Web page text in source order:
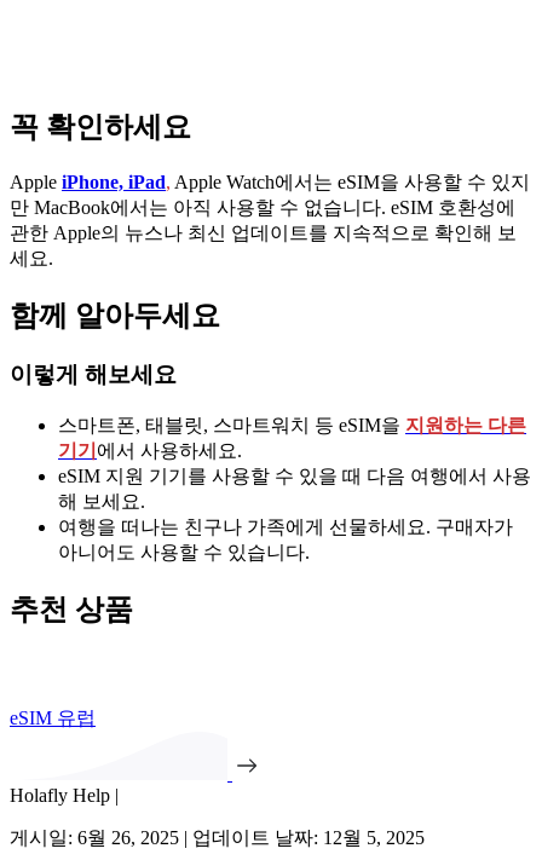
꼭 확인하세요
Apple iPhone, iPad, Apple Watch에서는 eSIM을 사용할 수 있지
만 MacBook에서는 아직 사용할 수 없습니다. eSIM 호환성에
관한 Apple의 뉴스나 최신 업데이트를 지속적으로 확인해 보
세요.
함께 알아두세요
이렇게 해보세요
스마트폰, 태블릿, 스마트워치 등 eSIM을 지원하는 다른
기기 에서 사용하세요.
eSIM 지원 기기를 사용할 수 있을 때 다음 여행에서 사용
해 보세요.
여행을 떠나는 친구나 가족에게 선물하세요. 구매자가
아니어도 사용할 수 있습니다.
추천 상품
eSIM 유럽
Holafly Help |
게시일: 6월 26, 2025 | 업데이트 날짜: 12월 5, 2025